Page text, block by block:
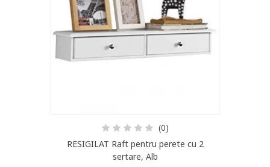
(0)
RESIGILAT Raft pentru perete cu 2
sertare, Alb